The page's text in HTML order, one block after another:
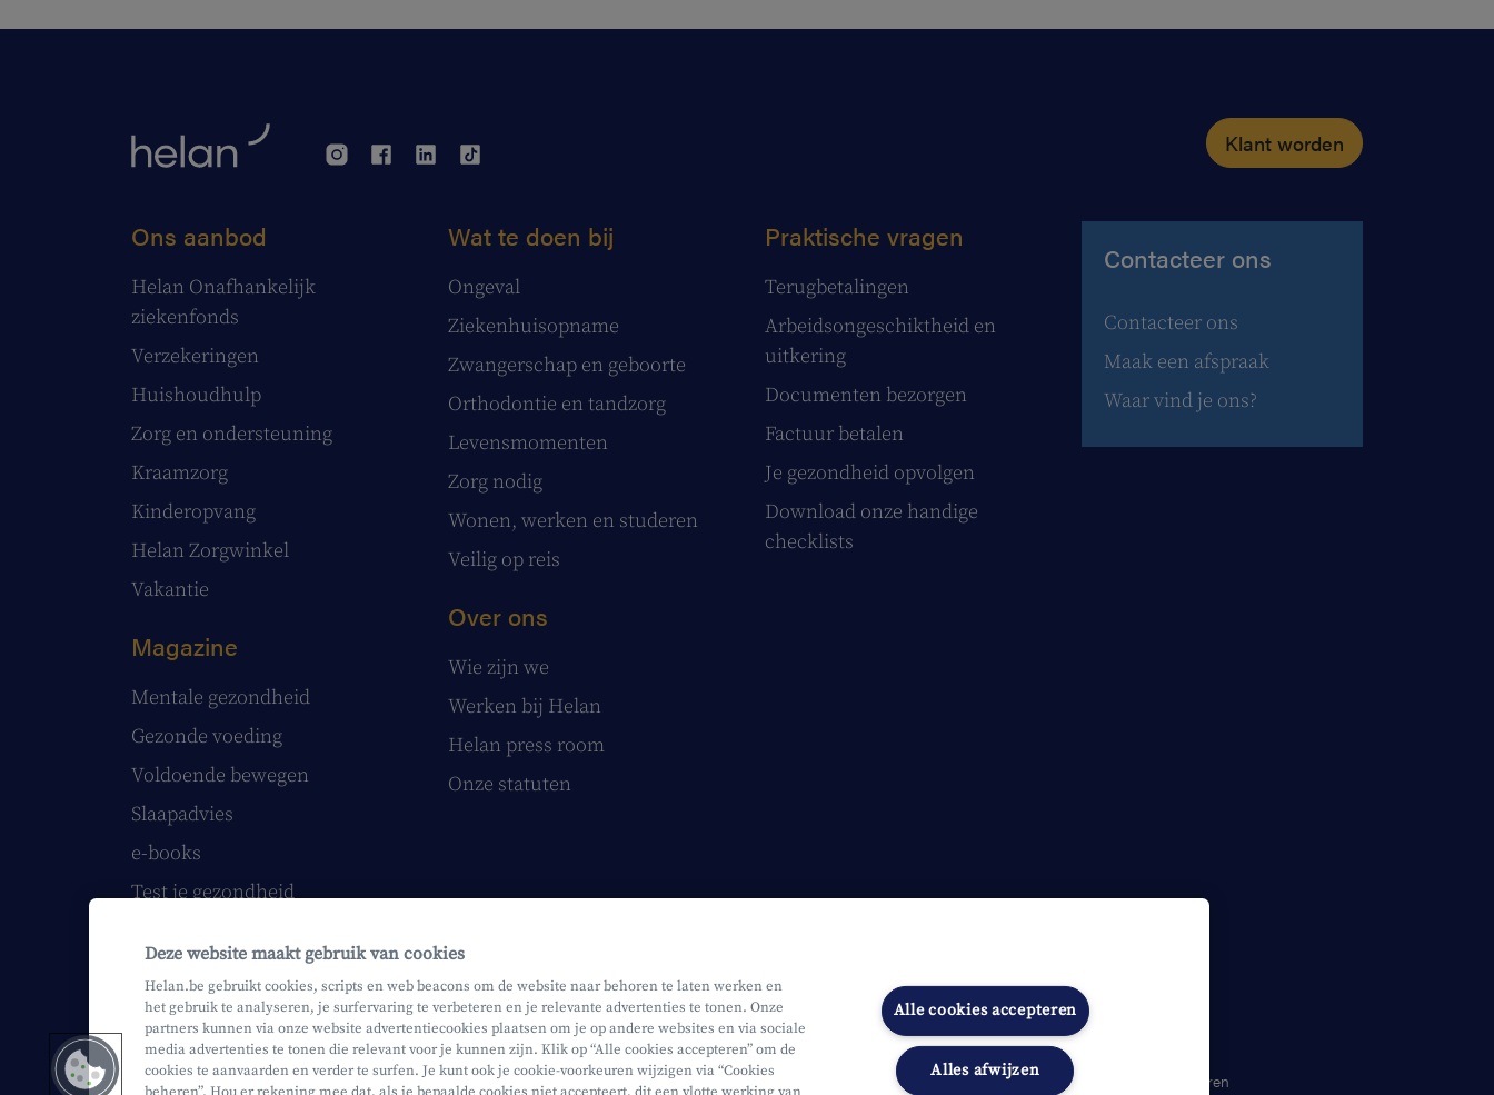
Klant worden
Ons aanbod
Helan Onafhankelijk
ziekenfonds
Verzekeringen
Huishoudhulp
Zorg en ondersteuning
Kraamzorg
Kinderopvang
Helan Zorgwinkel
Vakantie
Magazine
Mentale gezondheid
Gezonde voeding
Voldoende bewegen
Slaapadvies
e-books
Test je gezondheid
Papieren Helan Magazine
Wat te doen bij
Ongeval
Ziekenhuisopname
Zwangerschap en geboorte
Orthodontie en tandzorg
Levensmomenten
Zorg nodig
Wonen, werken en studeren
Veilig op reis
Over ons
Wie zijn we
Werken bij Helan
Helan press room
Onze statuten
Praktische vragen
Terugbetalingen
Arbeidsongeschiktheid en
uitkering
Documenten bezorgen
Factuur betalen
Je gezondheid opvolgen
Download onze handige
checklists
Contacteer ons
Contacteer ons
Maak een afspraak
Waar vind je ons?
Mifid Privacy Juridische info Onderworpen aan de controle van CDZ Toegankelijkheidsverklaring Cookies beheren
Deze website maakt gebruik van cookies
Helan.be gebruikt cookies, scripts en web beacons om de website naar behoren te laten werken en
het gebruik te analyseren, je surfervaring te verbeteren en je relevante advertenties te tonen. Onze
partners kunnen via onze website advertentiecookies plaatsen om je op andere websites en via sociale
media advertenties te tonen die relevant voor je kunnen zijn. Klik op “Alle cookies accepteren” om de
cookies te aanvaarden en verder te surfen. Je kunt ook je cookie-voorkeuren wijzigen via “Cookies
Alle cookies accepteren
Alles afwijzen